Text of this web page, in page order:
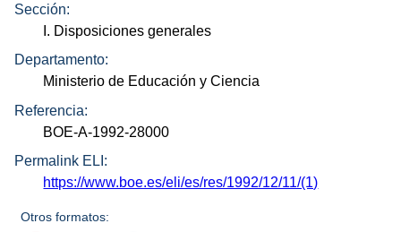
Sección:
I. Disposiciones generales
Departamento:
Ministerio de Educación y Ciencia
Referencia:
BOE-A-1992-28000
Permalink ELI:
https://www.boe.es/eli/es/res/1992/12/11/(1)
Otros formatos: